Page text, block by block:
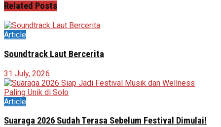
Related Posts
Article
Soundtrack Laut Bercerita
31 July, 2026
Article
Suaraga 2026 Sudah Terasa Sebelum Festival Dimulai!